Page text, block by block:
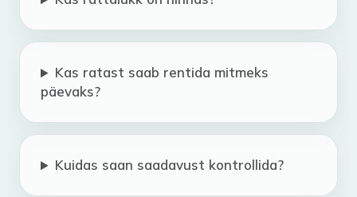
Kas ratast saab rentida mitmeks
päevaks?
Kuidas saan saadavust kontrollida?